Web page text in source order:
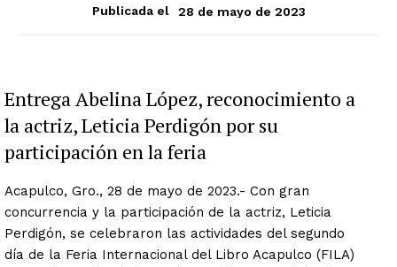
Publicada el
28 de mayo de 2023
Entrega Abelina López, reconocimiento a
la actriz, Leticia Perdigón por su
participación en la feria
Acapulco, Gro., 28 de mayo de 2023.- Con gran
concurrencia y la participación de la actriz, Leticia
Perdigón, se celebraron las actividades del segundo
día de la Feria Internacional del Libro Acapulco (FILA)